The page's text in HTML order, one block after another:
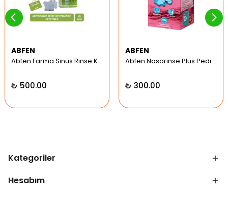
ABFEN
Abfen Farma Sinüs Rinse Kit Pediatrik Hipertonic
₺ 500.00
ABFEN
Abfen Nasorinse Plus Pediatrik Burun Yıkama Kiti
₺ 300.00
Kategoriler
Hesabım